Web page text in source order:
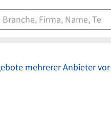
mehrerer Anbieter